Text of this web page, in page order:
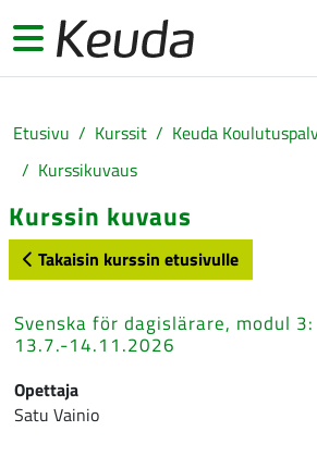
Sivupaneeli
Etusivu Kurssit Keuda
Kurssikuvaus
Kurssin kuvaus
Takaisin kurssin etusivulle
Svenska för dagislärare, modul 3:
13.7.-14.11.2026
Opettaja
Satu Vainio